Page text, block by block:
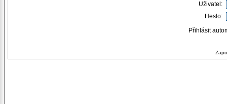
Uživatel:
Heslo:
Přihlásit